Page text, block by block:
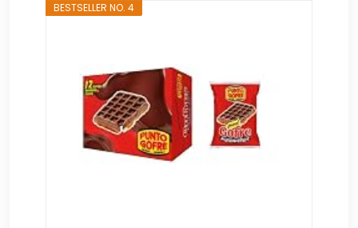
BESTSELLER NO. 4